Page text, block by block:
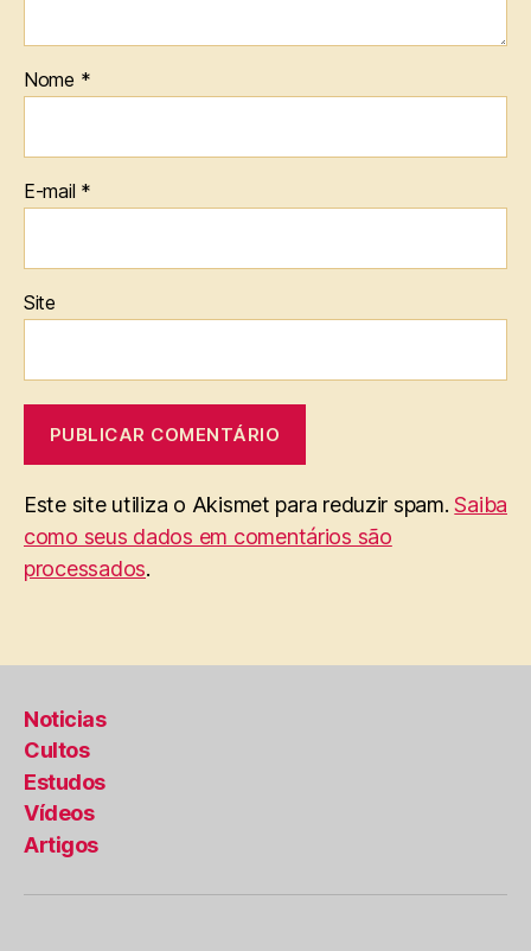
Nome *
E-mail *
Site
Este site utiliza o Akismet para reduzir spam.Saiba
como seus dados em comentários são
processados.
Noticias
Cultos
Estudos
Vídeos
Artigos